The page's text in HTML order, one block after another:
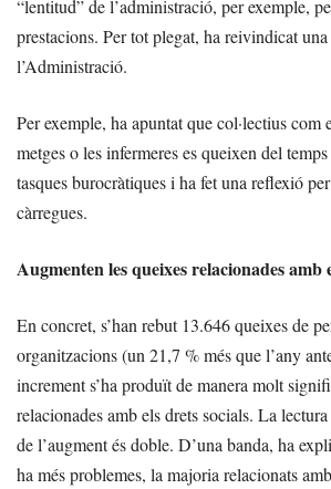
“lentitud” de l’administració, per exemple,
prestacions. Per tot plegat, ha reivindicat
l’Administració.
Per exemple, ha apuntat que col·lectius com
metges o les infermeres es queixen del
tasques burocràtiques i ha fet una reflexió
càrregues.
Augmenten les queixes relacionades amb
En concret, s’han rebut 13.646 queixes de
organitzacions (un 21,7 % més que l’any
increment s’ha produït de manera molt
relacionades amb els drets socials. La
de l’augment és doble. D’una banda, ha
ha més problemes, la majoria relacionats